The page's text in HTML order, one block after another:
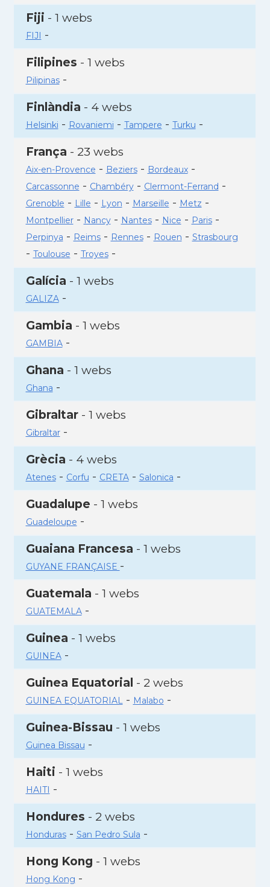
Fiji - 1 webs
FIJI -
Filipines - 1 webs
Pilipinas-
Finlàndia - 4 webs
Helsinki - Rovaniemi - Tampere - Turku -
França - 23 webs
Aix-en-Provence - Beziers- Bordeaux-
Carcassonne - Chambéry- Clermont-Ferrand -
Grenoble - Lille - Lyon - Marseille - Metz -
Montpellier- Nancy- Nantes- Nice - Paris-
Perpinya - Reims- Rennes- Rouen - Strasbourg
- Toulouse - Troyes-
Galícia - 1 webs
GALIZA-
Gambia - 1 webs
GAMBIA-
Ghana - 1 webs
Ghana -
Gibraltar- 1 webs
Gibraltar-
Grècia - 4 webs
Atenes- Corfu - CRETA- Salonica -
Guadalupe - 1 webs
Guadeloupe -
Guaiana Francesa - 1 webs
GUYANE FRANÇAISE -
Guatemala - 1 webs
GUATEMALA-
Guinea - 1 webs
GUINEA-
Guinea Equatorial - 2 webs
GUINEA EQUATORIAL- Malabo -
Guinea-Bissau - 1 webs
Guinea Bissau -
Haiti - 1 webs
HAITI -
Hondures - 2 webs
Honduras- San Pedro Sula -
Hong Kong - 1 webs
Hong Kong -